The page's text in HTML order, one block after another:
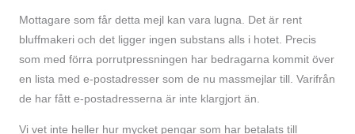
Mottagare som får detta mejl kan vara lugna. Det är rent
bluffmakeri och det ligger ingen substans alls i hotet. Precis
som med förra porrutpressningen har bedragarna kommit över
en lista med e-postadresser som de nu massmejlar till. Varifrån
de har fått e-postadresserna är inte klargjort än.
Vi vet inte heller hur mycket pengar som har betalats till